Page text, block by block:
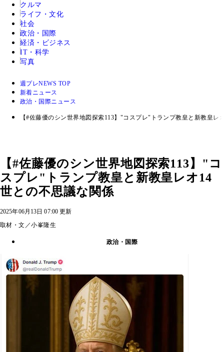
クルマ
ライフ・文化
社会
政治・国際
経済・ビジネス
IT・科学
写真
週プレNEWS TOP
新着ニュース
政治・国際ニュース
【#佐藤優のシン世界地図探索113】"コスプレ"トランプ教皇と新教皇レ
【#佐藤優のシン世界地図探索113】"コ
スプレ"トランプ教皇と新教皇レオ14
世との不思議な関係
2025年06月13日 07:00 更新
取材・文／小峯隆生
政治・国際